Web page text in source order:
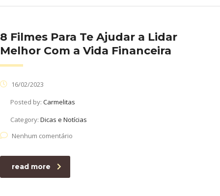
8 Filmes Para Te Ajudar a Lidar
Melhor Com a Vida Financeira
16/02/2023
Posted by: Carmelitas
Category: Dicas e Notícias
Nenhum comentário
read more